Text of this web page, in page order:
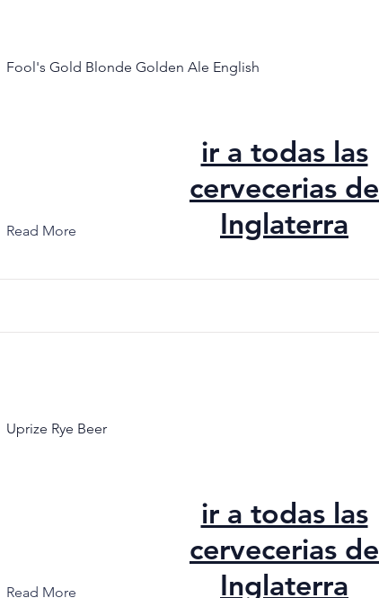
Fool's Gold Blonde Golden Ale English
Read More
ir a todas las
cervecerias de
Inglaterra
Uprize Rye Beer
Read More
ir a todas las
cervecerias de
Inglaterra